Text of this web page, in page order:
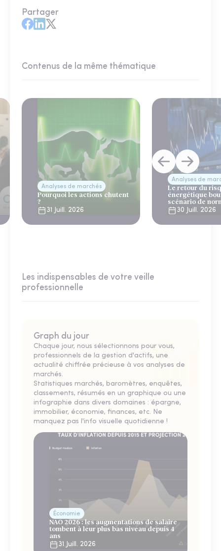
Partager
Contenus de la même thématique
Analyses de marchés
Pourquoi les actions chutent
?
31 Juill. 2026
Analyses de
Le retour du
énergétique
scénario de
30 Juill. 2026
Les indispensables de votre veille
professionnelle
Graph du jour
Chaque jour, nous sélectionnons pour vous,
professionnels de la gestion d'actifs, une
actualité chiffrée précieuse à vos analyses de
marchés.
Statistiques marchés, baromètres, enquêtes,
classements, résumés en un graphique ou une
infographie dans divers domaines : épargne,
immobilier, économie, finances, etc. Ne
manquez pas l'info visuelle quotidienne !
Économie
NAO 2026 : les augmentations de salaire
tombent à leur plus bas niveau depuis 4
ans
31 Juill. 2026